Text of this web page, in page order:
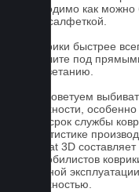
необходимо как
сухой салфеткой.
4. Коврики быстрее
Не сушите под
к выцветанию.
5. Не советуем
поверхности,
Какой срок службы
По статистике
Euromat 3D
автомобилистов
бережной
поверхностью.